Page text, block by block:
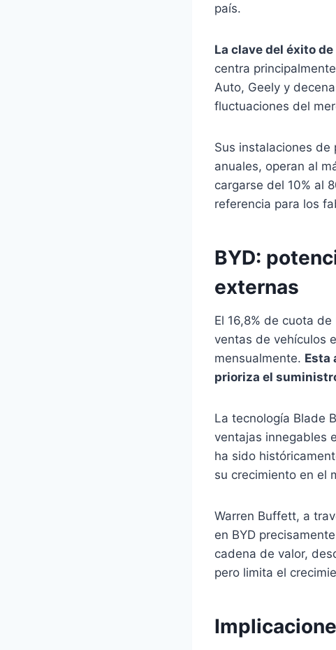
país.
La clave del éxito
centra
Auto, Geely y
fluctuaciones del
Sus instalaciones de
anuales, operan al
cargarse del 10% al
referencia para los
BYD:
externas
El 16,8% de cuota
ventas de vehículos
mensualmente. Esta
prioriza el
La tecnología Blade
ventajas innegables
ha sido
su crecimiento en el
Warren Buffett, a
en BYD
cadena de valor,
pero limita el